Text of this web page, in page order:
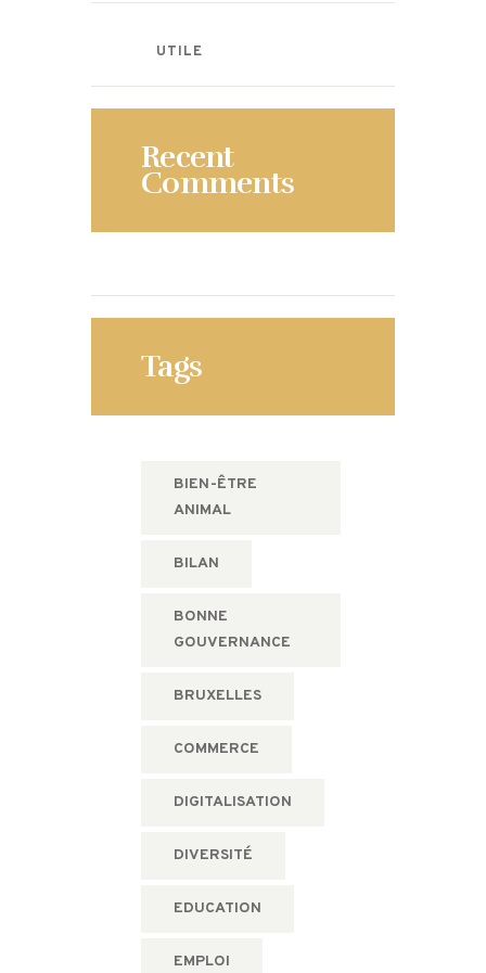
UTILE
Recent
Comments
Tags
BIEN-ÊTRE
ANIMAL
BILAN
BONNE
GOUVERNANCE
BRUXELLES
COMMERCE
DIGITALISATION
DIVERSITÉ
EDUCATION
EMPLOI